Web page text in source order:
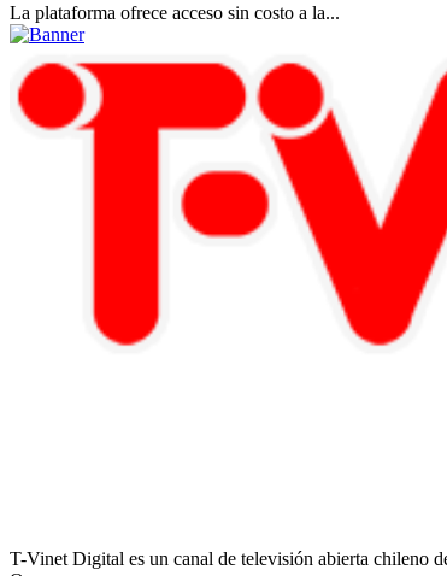
La plataforma ofrece acceso sin costo a la...
T-Vinet Digital es un canal de televisión abierta chileno